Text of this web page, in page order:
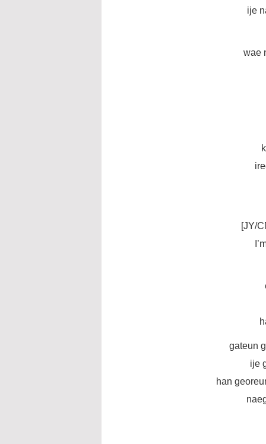
ije
wae
[JY/
gateun
ije
han